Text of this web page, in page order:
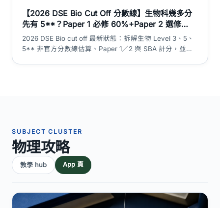
【2026 DSE Bio Cut Off 分數線】生物科幾多分
先有 5**？Paper 1 必修 60%+Paper 2 選修
20%+SBA 20% 加權計算＋L1-5** 估算對照｜
DSE 神器
2026 DSE Bio cut off 最新狀態：拆解生物 Level 3、5、
5** 非官方分數線估算、Paper 1／2 與 SBA 計分，並分
SUBJECT CLUSTER
物理攻略
教學 hub App 頁